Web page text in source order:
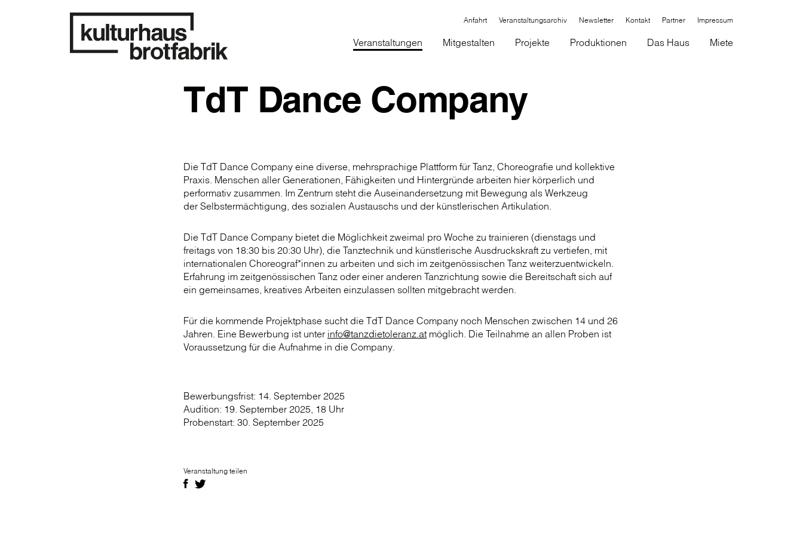
Anfahrt Veranstaltungsarchiv Newsletter Kontakt Partner Impressum
Veranstaltungen Mitgestalten Projekte Produktionen Das Haus Miete
TdT Dance Company
Die TdT Dance Company eine diverse, mehrsprachige Plattform für Tanz, Choreografie und kollektive
Praxis. Menschen aller Generationen, Fähigkeiten und Hintergründe arbeiten hier körperlich und
performativ zusammen. Im Zentrum steht die Auseinandersetzung mit Bewegung als Werkzeug
der Selbstermächtigung, des sozialen Austauschs und der künstlerischen Artikulation.
Die TdT Dance Company bietet die Möglichkeit zweimal pro Woche zu trainieren (dienstags und
freitags von 18:30 bis 20:30 Uhr), die Tanztechnik und künstlerische Ausdruckskraft zu vertiefen, mit
internationalen Choreograf*innen zu arbeiten und sich im zeitgenössischen Tanz weiterzuentwickeln.
Erfahrung im zeitgenössischen Tanz oder einer anderen Tanzrichtung sowie die Bereitschaft sich auf
ein gemeinsames, kreatives Arbeiten einzulassen sollten mitgebracht werden.
Für die kommende Projektphase sucht die TdT Dance Company noch Menschen zwischen 14 und 26
Jahren. Eine Bewerbung ist unter info@tanzdietoleranz.at möglich. Die Teilnahme an allen Proben ist
Voraussetzung für die Aufnahme in die Company.
Bewerbungsfrist: 14. September 2025
Audition: 19. September 2025, 18 Uhr
Probenstart: 30. September 2025
Veranstaltung teilen